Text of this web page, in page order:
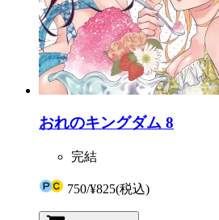
おれのキングダム 8
完結
750/¥825(税込)